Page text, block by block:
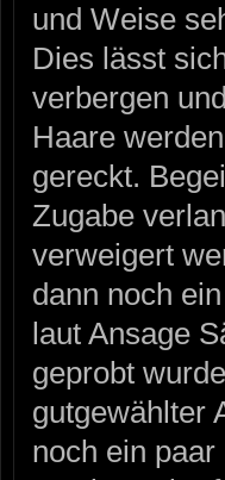
und Weise
Dies lässt
verbergen
Haare
gereckt.
Zugabe
verweigert
dann noch
laut Ansage
geprobt
gutgewählter
noch ein